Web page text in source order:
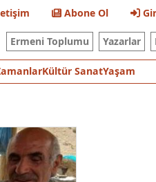
Abone Ol
Ermeni Toplumu Yazarlar
Kültür SanatYaşam